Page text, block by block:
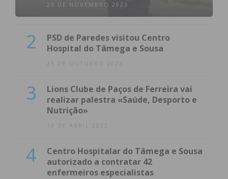
23 DE NOVEMBRO 2023
2
PSD de Paredes visitou Centro
Hospital do Tâmega e Sousa
23 DE OUTUBRO 2023
3
Lions Clube de Paços de Ferreira vai
realizar palestra «Saúde, Desporto e
Nutrição»
14 DE ABRIL 2022
4
Centro Hospitalar do Tâmega e Sousa
autorizado a contratar 42
enfermeiros especialistas